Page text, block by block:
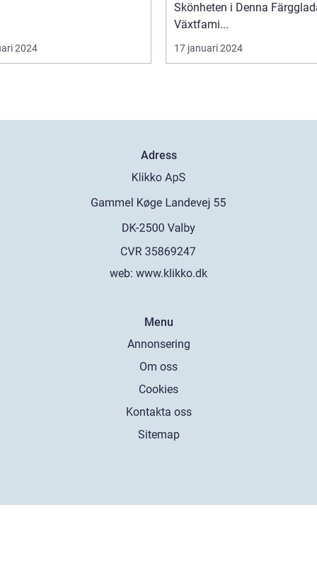
2024
Skönheten i Denna
Växtfami...
17 januari 2024
Adress
web: www.klikko.dk
Menu
Annonsering
Om oss
Cookies
Kontakta oss
Sitemap